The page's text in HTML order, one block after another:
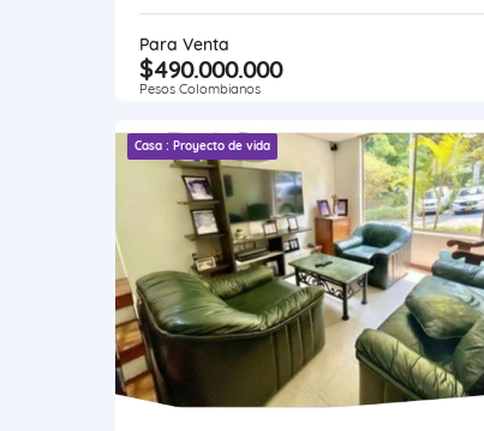
Para Venta
$490.000.000
Pesos Colombianos
Casa : Proyecto de vida